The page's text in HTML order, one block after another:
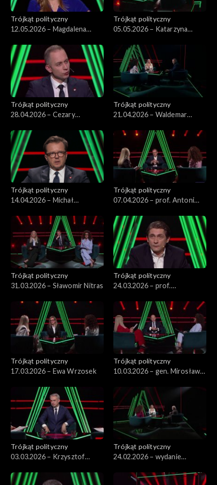
Trójkąt polityczny
12.05.2026 – Magdalena
Trójkąt polityczny
05.05.2026 – Katarzyna
Trójkąt polityczny
28.04.2026 – Cezary
Trójkąt polityczny
21.04.2026 – Waldemar
Trójkąt polityczny
14.04.2026 – Michał
Trójkąt polityczny
07.04.2026 – prof. Antoni
Trójkąt polityczny
31.03.2026 – Sławomir Nitras
Trójkąt polityczny
24.03.2026 – prof.
Trójkąt polityczny
17.03.2026 – Ewa Wrzosek
Trójkąt polityczny
10.03.2026 – gen. Mirosław
Trójkąt polityczny
03.03.2026 – Krzysztof
Trójkąt polityczny
24.02.2026 – wydanie